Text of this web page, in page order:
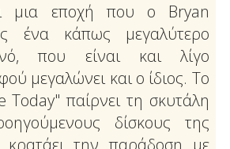
μια εποχή που ο Bryan
ένα κάπως μεγαλύτερο
που είναι και λίγο
μεγαλώνει και ο ίδιος. Το
Today" παίρνει τη σκυτάλη
δίσκους της